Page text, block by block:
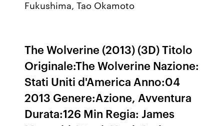
Fukushima, Tao Okamoto
The Wolverine (2013) (3D) Titolo
Originale:The Wolverine Nazione:
Stati Uniti d'America Anno:04
2013 Genere:Azione, Avventura
Durata:126 Min Regia: James